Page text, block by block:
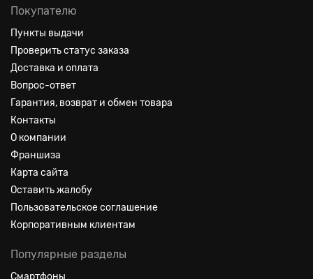
Покупателю
Пункты выдачи
Проверить статус заказа
Доставка и оплата
Вопрос-ответ
Гарантия, возврат и обмен товара
Контакты
О компании
Франшиза
Карта сайта
Оставить жалобу
Пользовательское соглашение
Корпоративным клиентам
Популярные разделы
Смартфоны